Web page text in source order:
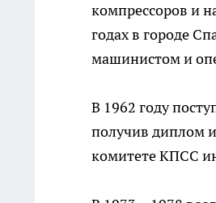
компрессоров и
годах в городе
машинистом и
В 1962 году
получив диплом
комитете КПСС